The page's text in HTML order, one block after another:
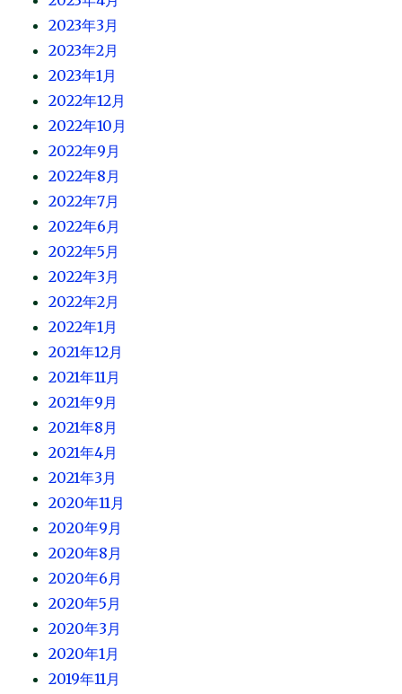
2023年3月
2023年2月
2023年1月
2022年12月
2022年10月
2022年9月
2022年8月
2022年7月
2022年6月
2022年5月
2022年3月
2022年2月
2022年1月
2021年12月
2021年11月
2021年9月
2021年8月
2021年4月
2021年3月
2020年11月
2020年9月
2020年8月
2020年6月
2020年5月
2020年3月
2020年1月
2019年11月